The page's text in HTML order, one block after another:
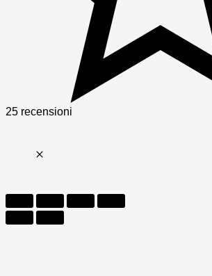
25 recensioni